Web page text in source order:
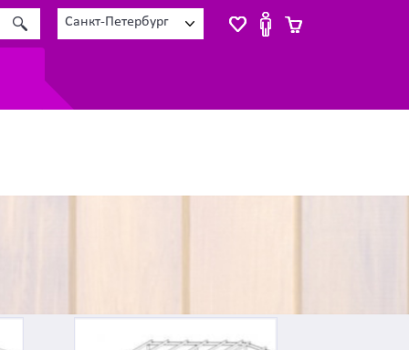
Санкт-Петербург